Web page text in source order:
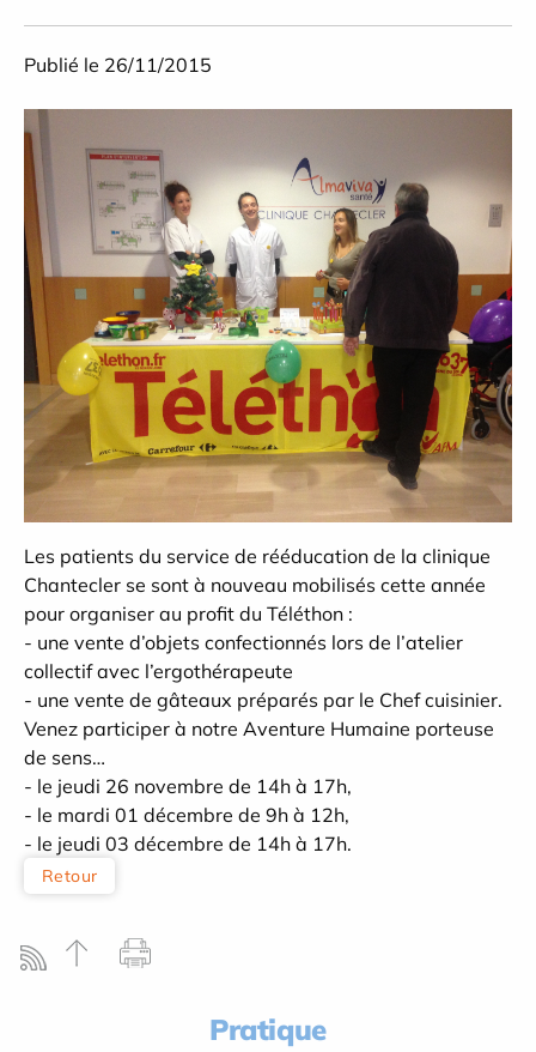
Publié le 26/11/2015
Les patients du service de rééducation de la clinique
Chantecler se sont à nouveau mobilisés cette année
pour organiser au profit du Téléthon :
- une vente d’objets confectionnés lors de l’atelier
collectif avec l’ergothérapeute
- une vente de gâteaux préparés par le Chef cuisinier.
Venez participer à notre Aventure Humaine porteuse
de sens…
- le jeudi 26 novembre de 14h à 17h,
- le mardi 01 décembre de 9h à 12h,
- le jeudi 03 décembre de 14h à 17h.
Retour
Pratique